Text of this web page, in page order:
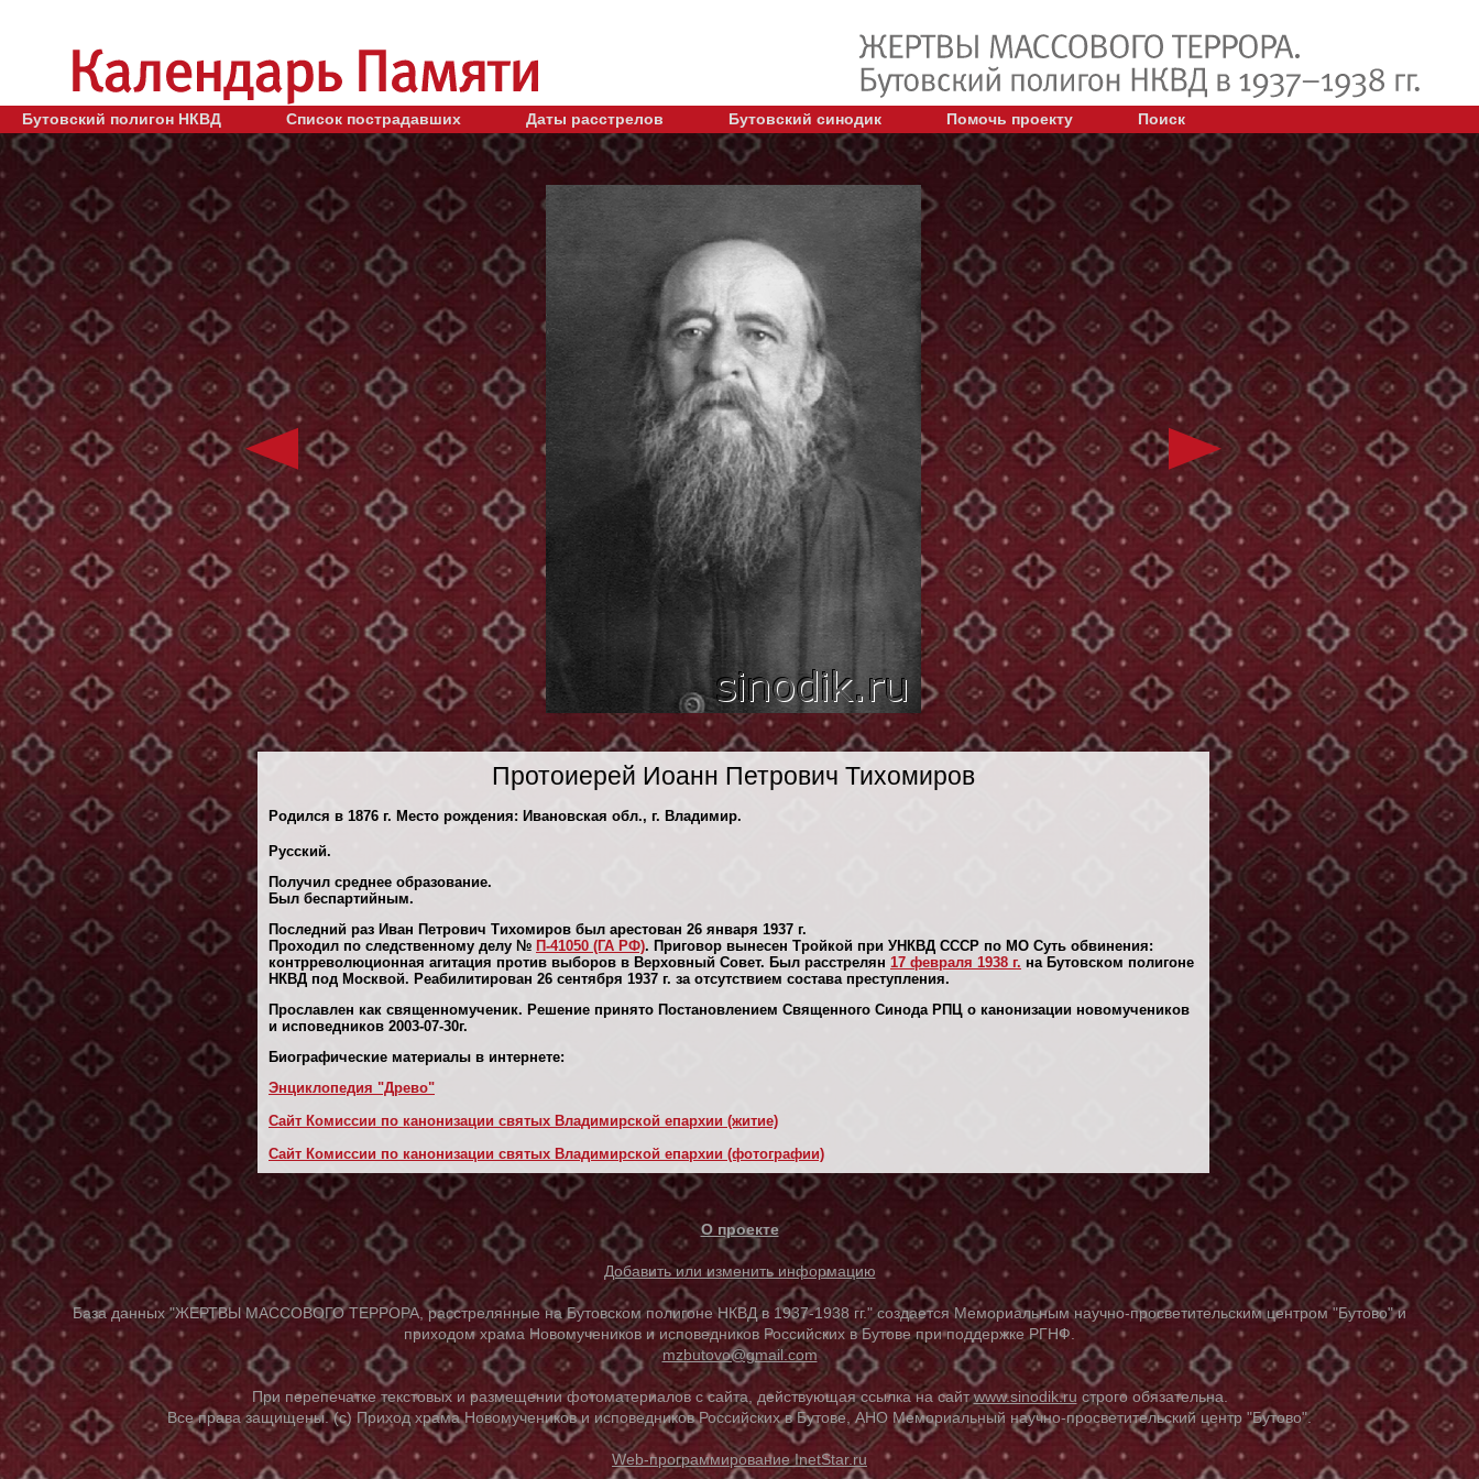
Бутовский полигон НКВД Список пострадавших Даты расстрелов Бутовский синодик Помочь проекту Поиск
Протоиерей Иоанн Петрович Тихомиров
Родился в 1876 г. Место рождения: Ивановская обл., г. Владимир.
Русский.
Получил среднее образование.
Был беспартийным.
Последний раз Иван Петрович Тихомиров был арестован 26 января 1937 г.
Проходил по следственному делу № П-41050 (ГА РФ). Приговор вынесен Тройкой при УНКВД СССР по МО Суть обвинения:
контрреволюционная агитация против выборов в Верховный Совет. Был расстрелян 17 февраля 1938 г. на Бутовском полигоне
НКВД под Москвой. Реабилитирован 26 сентября 1937 г. за отсутствием состава преступления.
Прославлен как священномученик. Решение принято Постановлением Священного Синода РПЦ о канонизации новомучеников
и исповедников 2003-07-30г.
Биографические материалы в интернете:
Энциклопедия "Древо"
Сайт Комиссии по канонизации святых Владимирской епархии (житие)
Сайт Комиссии по канонизации святых Владимирской епархии (фотографии)
О проекте
Добавить или изменить информацию
База данных "ЖЕРТВЫ МАССОВОГО ТЕРРОРА, расстрелянные на Бутовском полигоне НКВД в 1937-1938 гг." создается Мемориальным научно-просветительским центром "Бутово" и
приходом храма Новомучеников и исповедников Российских в Бутове при поддержке РГНФ.
mzbutovo@gmail.com
При перепечатке текстовых и размещении фотоматериалов с сайта, действующая ссылка на сайтwww.sinodik.ru строго обязательна.
Все права защищены. (с) Приход храма Новомучеников и исповедников Российских в Бутове, АНО Мемориальный научно-просветительский центр "Бутово".
Web-программирование InetStar.ru